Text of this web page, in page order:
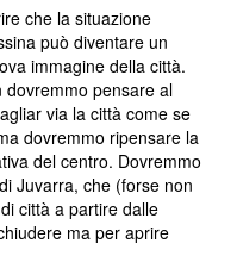
che la situazione
può diventare un
immagine della città.
dovremmo pensare al
via la città come se
dovremmo ripensare la
del centro. Dovremmo
Juvarra, che (forse non
città a partire dalle
ma per aprire